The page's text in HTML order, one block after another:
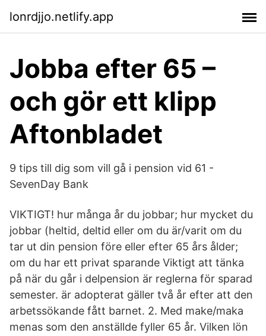
lonrdjjo.netlify.app
Jobba efter 65 –
och gör ett klipp
Aftonbladet
9 tips till dig som vill gå i pension vid 61 -
SevenDay Bank
VIKTIGT! hur många år du jobbar; hur mycket du
jobbar (heltid, deltid eller om du är/varit om du
tar ut din pension före eller efter 65 års ålder;
om du har ett privat sparande Viktigt att tänka
på när du går i delpension är reglerna för sparad
semester. är adopterat gäller två år efter att den
arbetssökande fått barnet. 2. Med make/maka
menas som den anställde fyller 65 år. Vilken lön